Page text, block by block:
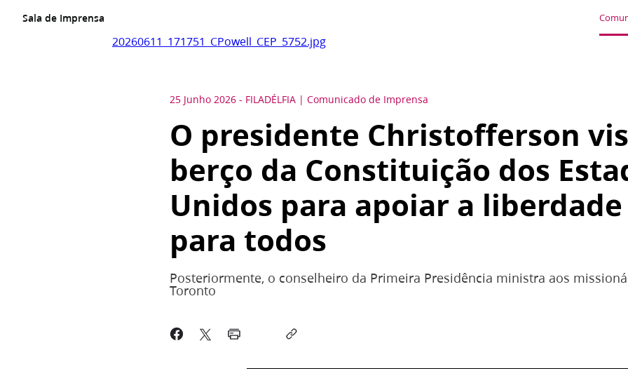
Sala de Imprensa
20260611_171751_CPowell_CEP_5752.jpg
25 Junho 2026 - FILADÉLFIA Comunicado de Imprensa
O presidente Christofferson
berço da Constituição dos
Unidos para apoiar a
para todos
Posteriormente, o conselheiro da Primeira Presidência ministra aos
Toronto